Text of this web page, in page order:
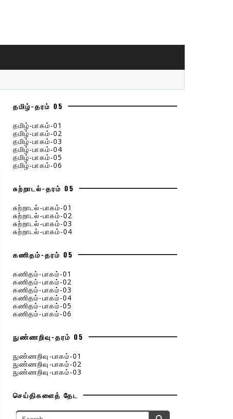
தமிழ்-தரம் 05
தமிழ்-பாகம்-01
தமிழ்-பாகம்-02
தமிழ்-பாகம்-03
தமிழ்-பாகம்-04
தமிழ்-பாகம்-05
தமிழ்-பாகம்-06
சுற்றாடல்-தரம் 05
சுற்றாடல்-பாகம்-01
சுற்றாடல்-பாகம்-02
சுற்றாடல்-பாகம்-03
சுற்றாடல்-பாகம்-04
கணிதம்-தரம் 05
கணிதம்-பாகம்-01
கணிதம்-பாகம்-02
கணிதம்-பாகம்-03
கணிதம்-பாகம்-04
கணிதம்-பாகம்-05
கணிதம்-பாகம்-06
நுண்ணறிவு-தரம் 05
நுண்ணறிவு-பாகம்-01
நுண்ணறிவு-பாகம்-02
நுண்ணறிவு-பாகம்-03
செய்திகளைத் தேட